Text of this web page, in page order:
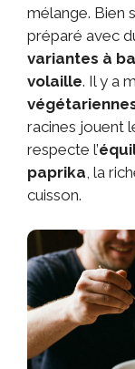
mélange. Bien
préparé avec
variantes à
volaille. Il y a
racines jouent
respecte l’
paprika , la
cuisson.